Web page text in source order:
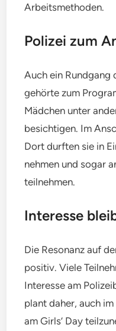
Arbeitsmethoden.
Polizei zum
Auch ein Rundgang
gehörte zum
Mädchen unter
besichtigen. Im
Dort durften sie in
nehmen und sogar
teilnehmen.
Interesse
Die Resonanz auf
positiv. Viele
Interesse am
plant daher, auch
am Girls’ Day